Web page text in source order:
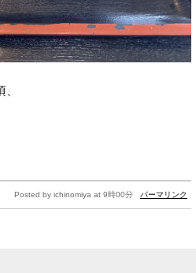
Posted by ichinomiya at 9時00分 パーマリンク